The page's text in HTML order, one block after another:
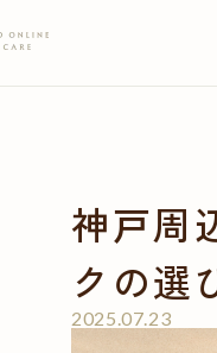
神戸周
クの選
2025.07.23